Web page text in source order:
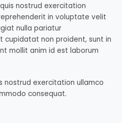
nostrud exercitation
in voluptate velit
nulla pariatur
cupidatat non proident, sunt in
mollit anim id est laborum
nostrud exercitation ullamco
consequat.